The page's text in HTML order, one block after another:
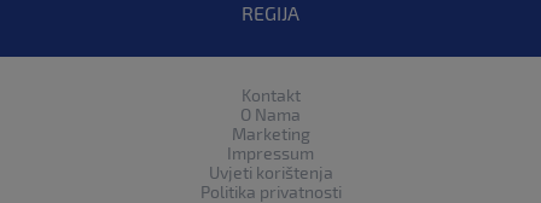
REGIJA
Kontakt
O Nama
Marketing
Impressum
Uvjeti korištenja
Politika privatnosti